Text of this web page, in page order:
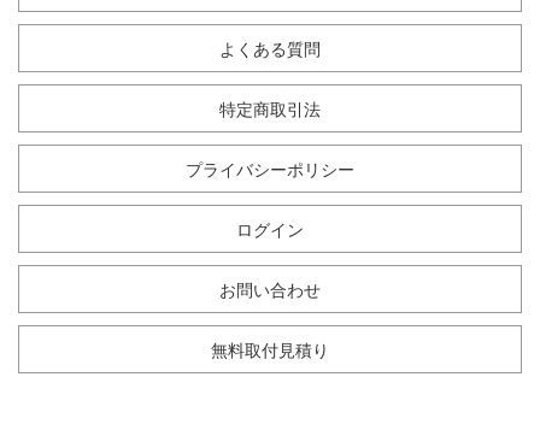
よくある質問
特定商取引法
プライバシーポリシー
ログイン
お問い合わせ
無料取付見積り